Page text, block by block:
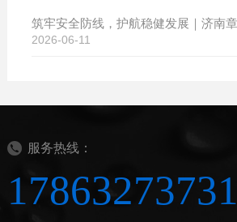
2026-06-11
服务热线：
17863273731